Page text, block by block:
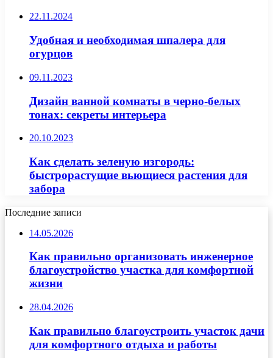
22.11.2024
Удобная и необходимая шпалера для
огурцов
09.11.2023
Дизайн ванной комнаты в черно-белых
тонах: секреты интерьера
20.10.2023
Как сделать зеленую изгородь:
быстрорастущие вьющиеся растения для
забора
Последние записи
14.05.2026
Как правильно организовать инженерное
благоустройство участка для комфортной
жизни
28.04.2026
Как правильно благоустроить участок дачи
для комфортного отдыха и работы